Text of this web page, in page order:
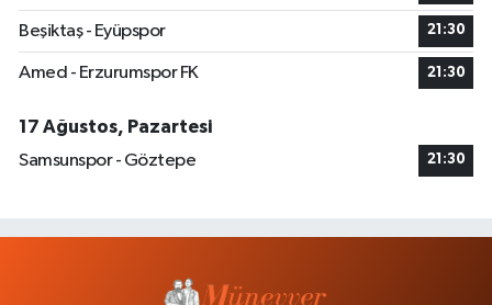
Beşiktaş - Eyüpspor 21:30
Amed - Erzurumspor FK 21:30
17 Ağustos, Pazartesi
Samsunspor - Göztepe
21:30